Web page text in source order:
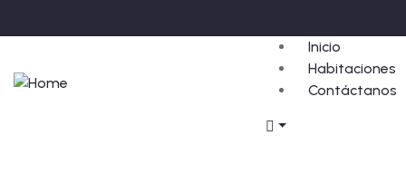
Inicio
Habitaciones
Contáctanos